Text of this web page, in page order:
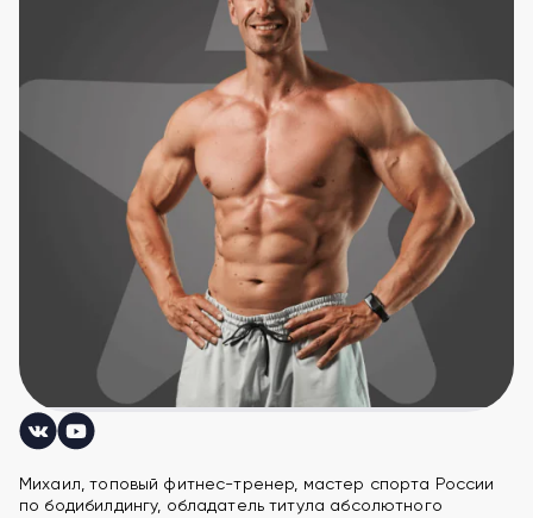
Михаил, топовый фитнес-тренер, мастер спорта России
по бодибилдингу, обладатель титула абсолютного